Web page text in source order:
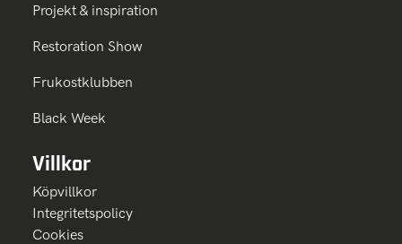
Projekt & inspiration
Restoration Show
Frukostklubben
Black Week
Villkor
Köpvillkor
Integritetspolicy
Cookies